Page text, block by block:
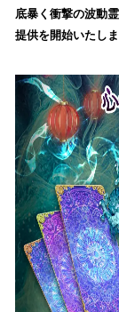
込
み
で
す
底暴く衝撃の波動
提供を開始いたしま